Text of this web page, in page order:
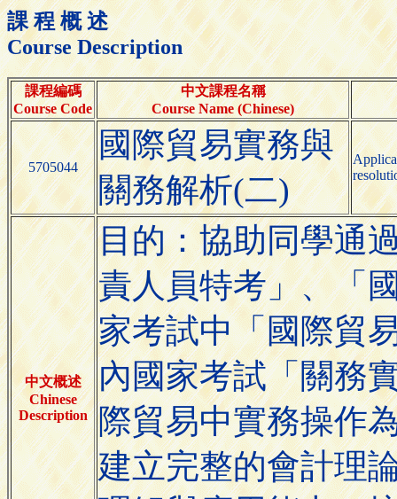
課 程 概 述
Course Description
課程編碼
Course Code
中文課程名稱
Course Name (Chinese)
5705044
國際貿易實務與
關務解析(二)
中文概述
Chinese
Description
目的：協助同學通
責人員特考」、「
家考試中「國際貿
內國家考試「關務
際貿易中實務操作
建立完整的會計理